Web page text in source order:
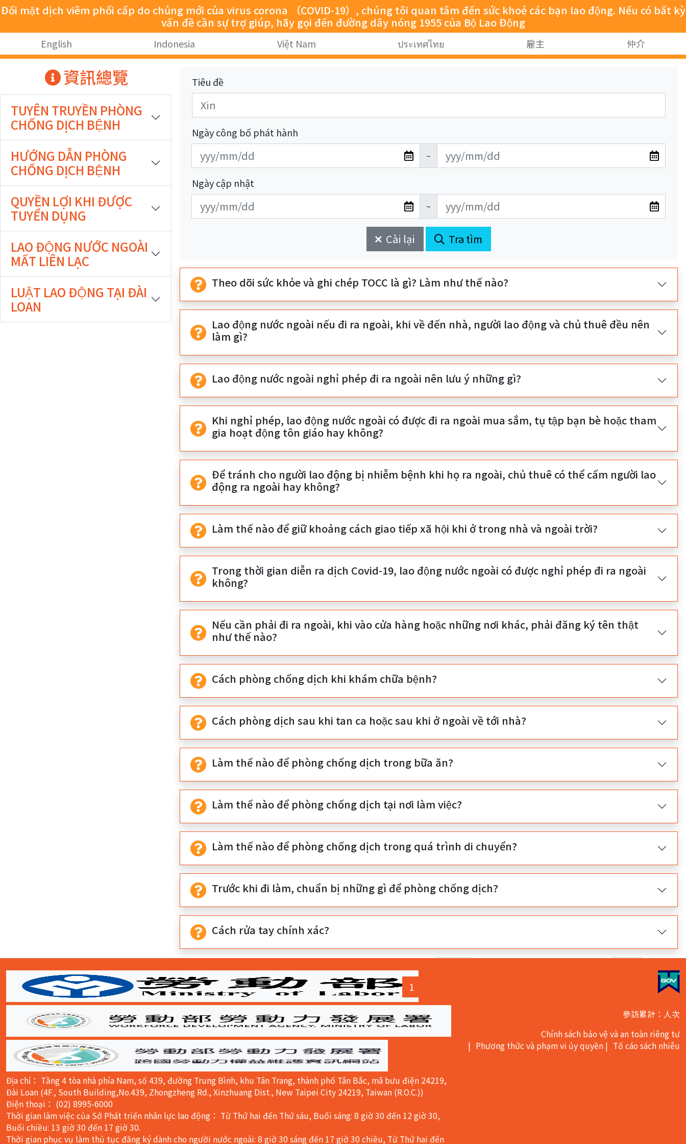
跳至主要內容
Đối mặt dịch viêm phổi cấp do chủng mới của virus corona （COVID-19）, chúng tôi quan tâm đến sức khoẻ các bạn lao động. Nếu có bất kỳ
vấn đề cần sự trợ giúp, hãy gọi đến đường dây nóng 1955 của Bộ Lao Động
English Indonesia Việt Nam ประเทศไทย 雇主
仲介
資訊總覽
TUYÊN TRUYỀN PHÒNG
CHỐNG DỊCH BỆNH
HƯỚNG DẪN PHÒNG
CHỐNG DỊCH BỆNH
QUYỀN LỢI KHI ĐƯỢC
TUYỂN DỤNG
LAO ĐỘNG NƯỚC NGOÀI
MẤT LIÊN LẠC
LUẬT LAO ĐỘNG TẠI ĐÀI
LOAN
Tiêu đề
Ngày công bố phát hành
日
期
開
始
~
日
期
結
束
Ngày cập nhật
始
~
束
Cài lại Tra tìm
Theo dõi sức khỏe và ghi chép TOCC là gì? Làm như thế nào?
Lao động nước ngoài nếu đi ra ngoài, khi về đến nhà, người lao động và chủ thuê đều nên
làm gì?
Lao động nước ngoài nghỉ phép đi ra ngoài nên lưu ý những gì?
Khi nghỉ phép, lao động nước ngoài có được đi ra ngoài mua sắm, tụ tập bạn bè hoặc tham
gia hoạt động tôn giáo hay không?
Để tránh cho người lao động bị nhiễm bệnh khi họ ra ngoài, chủ thuê có thể cấm người lao
động ra ngoài hay không?
Làm thế nào để giữ khoảng cách giao tiếp xã hội khi ở trong nhà và ngoài trời?
Trong thời gian diễn ra dịch Covid-19, lao động nước ngoài có được nghỉ phép đi ra ngoài
không?
Nếu cần phải đi ra ngoài, khi vào cửa hàng hoặc những nơi khác, phải đăng ký tên thật
như thế nào?
Cách phòng chống dịch khi khám chữa bệnh?
Cách phòng dịch sau khi tan ca hoặc sau khi ở ngoài về tới nhà?
Làm thế nào để phòng chống dịch trong bữa ăn?
Làm thế nào để phòng chống dịch tại nơi làm việc?
Làm thế nào để phòng chống dịch trong quá trình di chuyển?
Trước khi đi làm, chuẩn bị những gì để phòng chống dịch?
Cách rửa tay chính xác?
1
Địa chỉ： Tầng 4 tòa nhà phía Nam, số 439, đường Trung Bình, khu Tân Trang, thành phố Tân Bắc, mã bưu điện 24219,
Đài Loan (4F., South Building,No.439, Zhongzheng Rd., Xinzhuang Dist., New Taipei City 24219, Taiwan (R.O.C.))
Điện thoại： (02) 8995-6000
Thời gian làm việc của Sở Phát triển nhân lực lao động： Từ Thứ hai đến Thứ sáu, Buổi sáng: 8 giờ 30 đến 12 giờ 30,
Buổi chiều: 13 giờ 30 đến 17 giờ 30.
Thời gian phục vụ làm thủ tục đăng ký dành cho người nước ngoài: 8 giờ 30 sáng đến 17 giờ 30 chiều, Từ Thứ hai đến
參訪累計：人次
Chính sách bảo vệ và an toàn riêng tư
Phương thức và phạm vi ủy quyền
Tố cáo sách nhiễu